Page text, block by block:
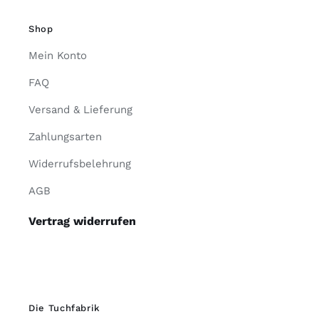
Shop
Mein Konto
FAQ
Versand & Lieferung
Zahlungsarten
Widerrufsbelehrung
AGB
Vertrag widerrufen
Die Tuchfabrik